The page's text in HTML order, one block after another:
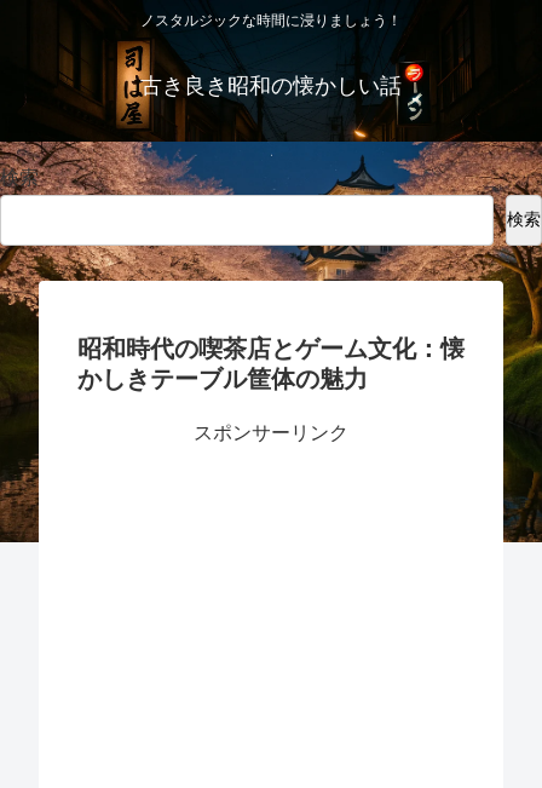
ノスタルジックな時間に浸りましょう！
古き良き昭和の懐かしい話
検索
検索
昭和時代の喫茶店とゲーム文化：懐
かしきテーブル筐体の魅力
スポンサーリンク